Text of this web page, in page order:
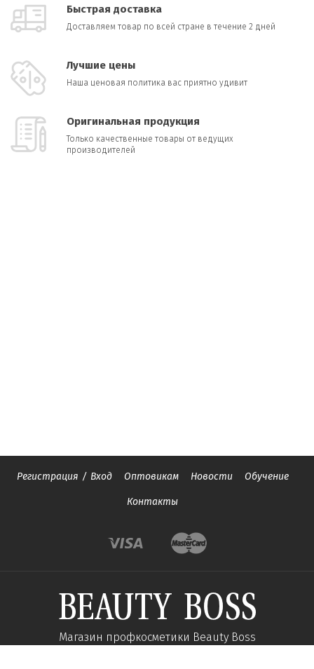
Быстрая доставка
Доставляем товар по всей стране в течение 2 дней
Лучшие цены
Наша ценовая политика вас приятно удивит
Оригинальная продукция
Только качественные товары от ведущих
производителей
Регистрация / Вход Оптовикам Новости Обучение
Контакты
Магазин профкосметики Beauty Boss